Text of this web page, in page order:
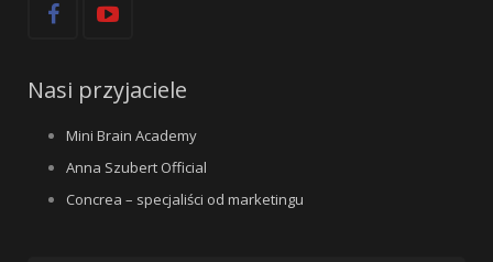
Nasi przyjaciele
Mini Brain Academy
Anna Szubert Official
Concrea – specjaliści od marketingu